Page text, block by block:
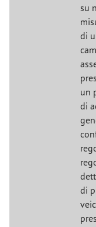
su
di
un
di
di